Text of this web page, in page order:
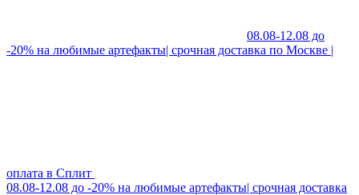
08.08-12.08 до
-20% на любимые артефакты| срочная доставка по Москве |
оплата в Сплит
08.08-12.08 до -20% на любимые артефакты| срочная доставка